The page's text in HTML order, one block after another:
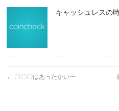
キャッシュレスの
← 〇〇〇はあったかい〜